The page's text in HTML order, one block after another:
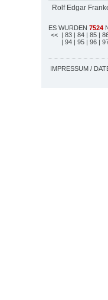
Rolf Edgar
ES WURDEN 7524
<< | 83 | 84 | 85 |
| 94 | 95 | 96 |
IMPRESSUM /